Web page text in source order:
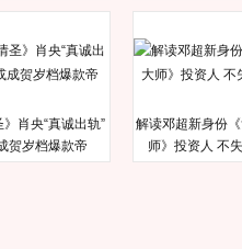
》肖央“真诚出轨”
贺岁档爆款帝
解读邓超新身份
师》投资人 不